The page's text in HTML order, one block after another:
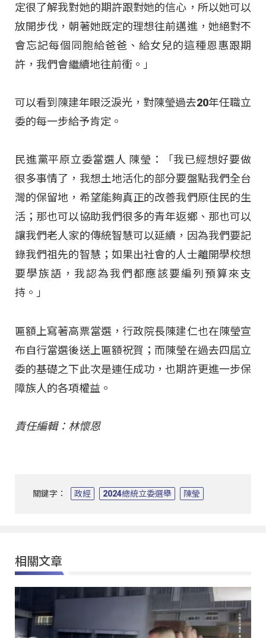
定很了解我對她的期許跟對她的信心，所以她可以
放開步伐，朝著她既定的理想往前邁進，她絕對不
會忘記每個同胞給爸爸、給女兒的這種恩惠跟期
許，我們會繼續地往前衝。」
可以看到陳建年眼泛淚光，對陳瑩過去20年任職立
委的每一步給予肯定。
民進黨平原立委當選人 陳瑩：「我已經想好要做
很多事情了，我想土地活化的部分要盤點我們全台
灣的保留地，希望能夠真正的改善我們原住民的生
活；那也可以協助我們很多的青年返鄉、那也可以
讓我們老人家的傳統智慧可以延續，因為我們要記
錄我們祖先的智慧；如果出社會的人士離開學校想
要學族語，我認為我們都應該要編列預算來支
持。」
匾額上寫著高票當選，行政院長陳建仁也在陳瑩宣
布自行當選後送上匾額祝賀；而陳瑩在過去四屆立
委的基礎之下此次是連任成功，也期許更進一步保
障族人的各項權益。
責任編輯：林懷恩
關鍵字： 政經 2024總統立委選舉 陳瑩
相關文章